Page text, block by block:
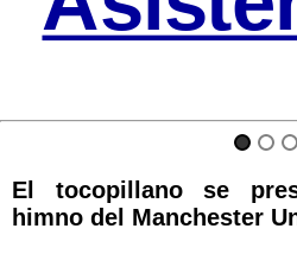
El tocopillano se
himno del Manchester